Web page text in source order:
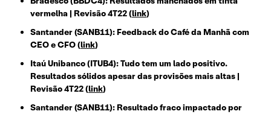
vermelha | Revisão 4T22 (link)
Santander (SANB11): Feedback do Café da Manhã com
CEO e CFO (link)
Itaú Unibanco (ITUB4): Tudo tem um lado positivo.
Resultados sólidos apesar das provisões mais altas |
Revisão 4T22 (link)
Santander (SANB11): Resultado fraco impactado por